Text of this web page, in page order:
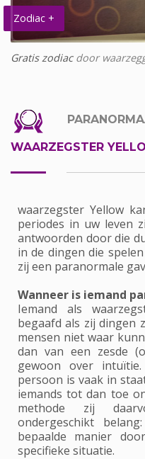
Zodiac +
Gratis zodiacdoor
WAARZEGSTER
waarzegster Yellow
periodes in uw leven
antwoorden door die
in de dingen die
zij een paranormale
Wanneer is iemand
Iemand als
begaafd als zij dingen
mensen niet waar
dan van een zesde
gewoon over
persoon is vaak in
iemands tot dan toe
methode zij
ondergeschikt
bepaalde manier
specifieke situatie.